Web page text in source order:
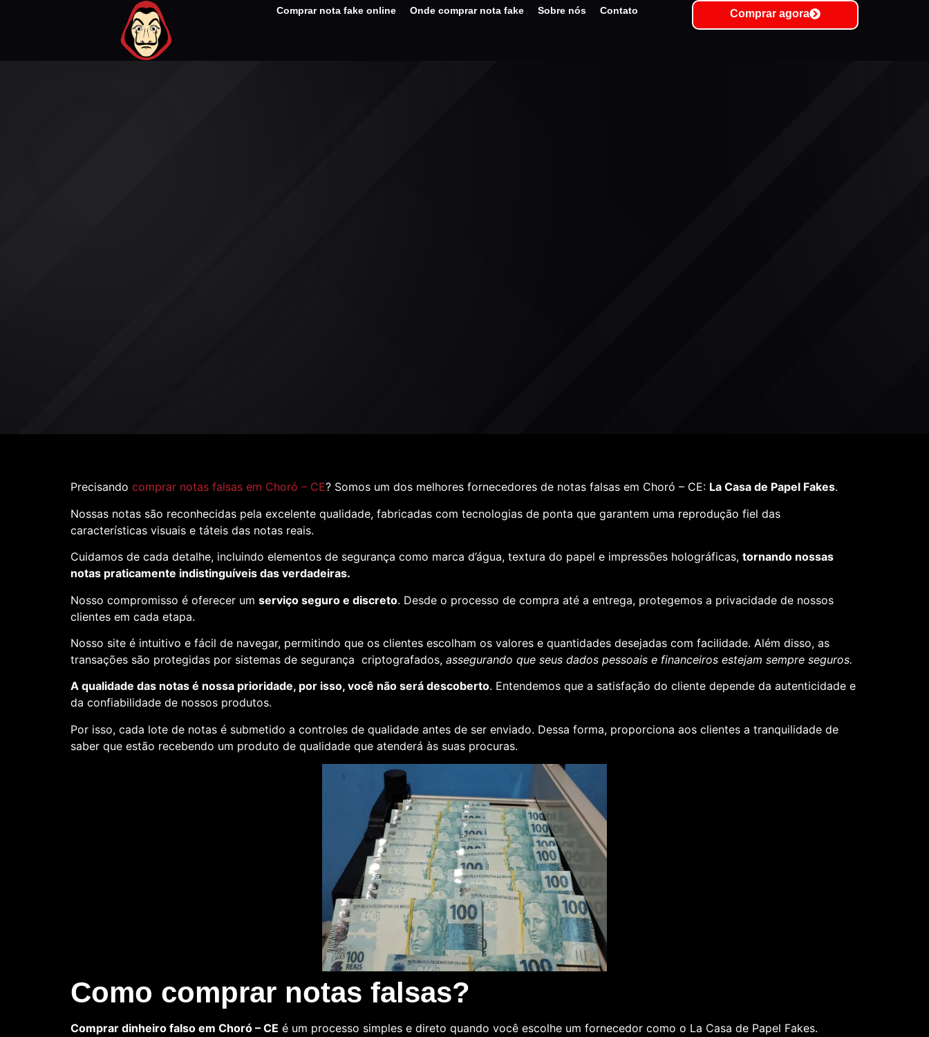
Comprar nota fake online Onde comprar nota fake Sobre nós Contato Comprar agora
Precisando comprar notas falsas em Choró – CE? Somos um dos melhores fornecedores de notas falsas em Choró – CE: La Casa de Papel Fakes.
Nossas notas são reconhecidas pela excelente qualidade, fabricadas com tecnologias de ponta que garantem uma reprodução fiel das
características visuais e táteis das notas reais.
Cuidamos de cada detalhe, incluindo elementos de segurança como marca d’água, textura do papel e impressões holográficas, tornando nossas
notas praticamente indistinguíveis das verdadeiras.
Nosso compromisso é oferecer um serviço seguro e discreto. Desde o processo de compra até a entrega, protegemos a privacidade de nossos
clientes em cada etapa.
Nosso site é intuitivo e fácil de navegar, permitindo que os clientes escolham os valores e quantidades desejadas com facilidade. Além disso, as
transações são protegidas por sistemas de segurança criptografados, assegurando que seus dados pessoais e financeiros estejam sempre seguros.
A qualidade das notas é nossa prioridade, por isso, você não será descoberto. Entendemos que a satisfação do cliente depende da autenticidade e
da confiabilidade de nossos produtos.
Por isso, cada lote de notas é submetido a controles de qualidade antes de ser enviado. Dessa forma, proporciona aos clientes a tranquilidade de
saber que estão recebendo um produto de qualidade que atenderá às suas procuras.
Como comprar notas falsas?
Comprar dinheiro falso em Choró – CE é um processo simples e direto quando você escolhe um fornecedor como o La Casa de Papel Fakes.